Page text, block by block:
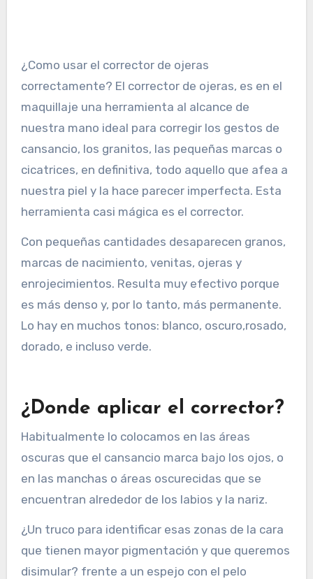
¿Como usar el corrector de ojeras
correctamente? El corrector de ojeras, es en el
maquillaje una herramienta al alcance de
nuestra mano ideal para corregir los gestos de
cansancio, los granitos, las pequeñas marcas o
cicatrices, en definitiva, todo aquello que afea a
nuestra piel y la hace parecer imperfecta. Esta
herramienta casi mágica es el corrector.
Con pequeñas cantidades desaparecen granos,
marcas de nacimiento, venitas, ojeras y
enrojecimientos. Resulta muy efectivo porque
es más denso y, por lo tanto, más permanente.
Lo hay en muchos tonos: blanco, oscuro,rosado,
dorado, e incluso verde.
¿Donde aplicar el corrector?
Habitualmente lo colocamos en las áreas
oscuras que el cansancio marca bajo los ojos, o
en las manchas o áreas oscurecidas que se
encuentran alrededor de los labios y la nariz.
¿Un truco para identificar esas zonas de la cara
que tienen mayor pigmentación y que queremos
disimular? frente a un espejo con el pelo